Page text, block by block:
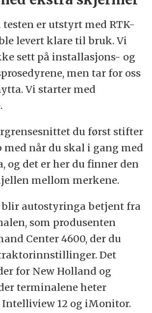
er utstyrt med RTK-
levert klare til bruk. Vi
sett på installasjons- og
men tar for oss
Vi starter med
du først stifter
når du skal i gang med
og det er her du finner den
mellom merkene.
blir autostyringa betjent fra
som produsenten
Center 4600, der du
Det
for New Holland og
terminalene heter
12 og iMonitor.